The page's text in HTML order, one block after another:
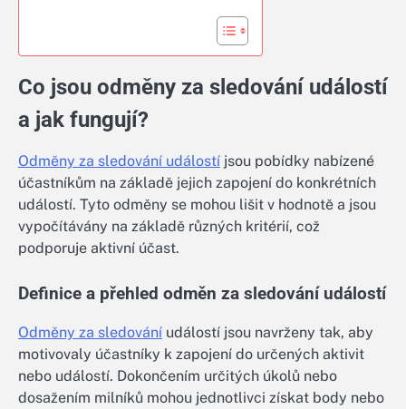
Co jsou odměny za sledování událostí
a jak fungují?
Odměny za sledování událostí jsou pobídky nabízené
účastníkům na základě jejich zapojení do konkrétních
událostí. Tyto odměny se mohou lišit v hodnotě a jsou
vypočítávány na základě různých kritérií, což
podporuje aktivní účast.
Definice a přehled odměn za sledování událostí
Odměny za sledování událostí jsou navrženy tak, aby
motivovaly účastníky k zapojení do určených aktivit
nebo událostí. Dokončením určitých úkolů nebo
dosažením milníků mohou jednotlivci získat body nebo